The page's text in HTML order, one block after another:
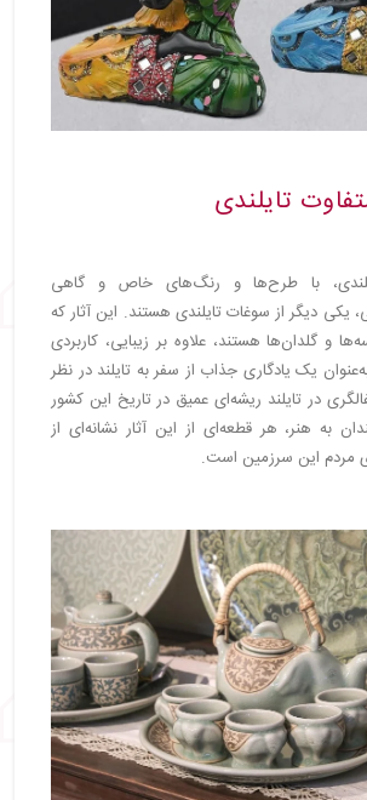
تایلندی
با طرح‌ها و رنگ‌های خاص و گاهی
یکی دیگر از سوغات تایلندی هستند. این آثار که
و گلدان‌ها هستند، علاوه بر زیبایی، کاربردی
یک یادگاری جذاب از سفر به تایلند در نظر
در تایلند ریشه‌ای عمیق در تاریخ این کشور
به هنر، هر قطعه‌ای از این آثار نشانه‌ای از
مردم این سرزمین است.